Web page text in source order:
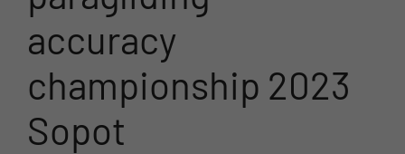
accuracy
championship 2023
Sopot